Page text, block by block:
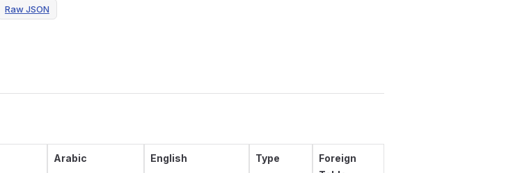
Raw JSON
Arabic English Type
Foreign